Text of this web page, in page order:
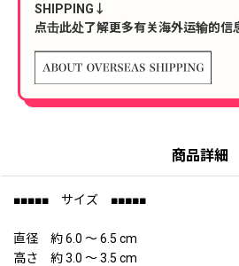
SHIPPING↓
点击此处了解更多有关海外运输的信
商品詳細
■■■■■ サイズ ■■■■■
直径 約 6.0 〜 6.5 cm
高さ 約 3.0 〜 3.5 cm